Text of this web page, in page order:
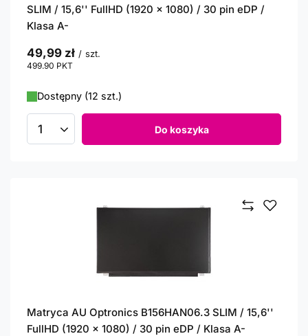
SLIM / 15,6'' FullHD (1920 x 1080) / 30 pin eDP /
Klasa A-
49,99 zł / szt.
499.90 PKT
Dostępny (12 szt.)
Ilość produktów Do koszyka
Matryca AU Optronics B156HAN06.3 SLIM / 15,6''
FullHD (1920 x 1080) / 30 pin eDP / Klasa A-